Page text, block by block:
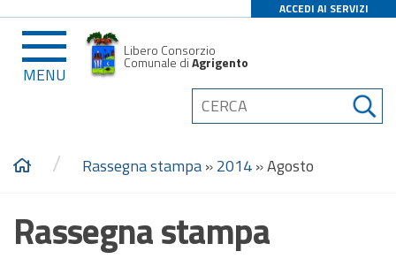
ACCEDI AI SERVIZI
MENU
Libero Consorzio
Comunale diAgrigento
/ Rassegna stampa»2014»Agosto
Rassegna stampa